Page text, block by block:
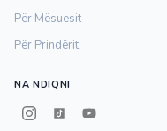
Për Mësuesit
Për Prindërit
NA NDIQNI